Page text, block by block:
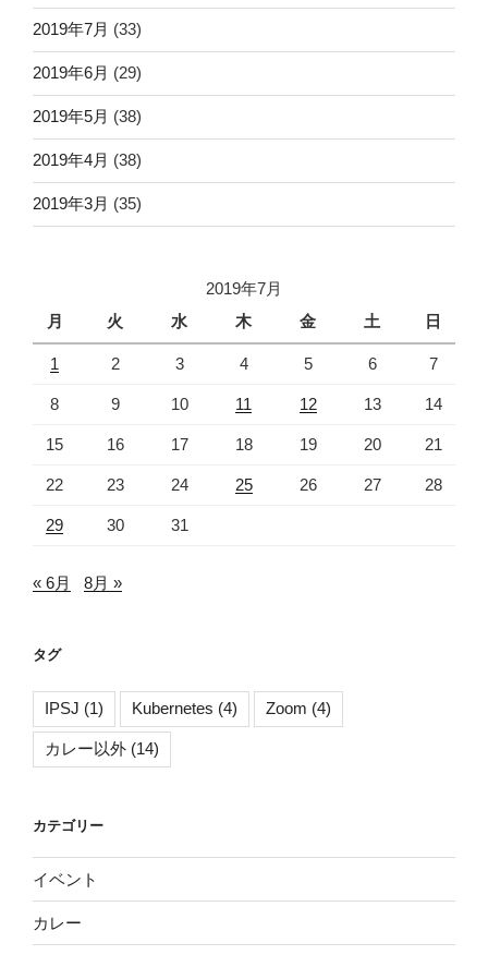
2019年7月 (33)
2019年6月 (29)
2019年5月 (38)
2019年4月 (38)
2019年3月 (35)
2019年7月
月
火 水 木 金 土 日
1 2 3 4 5 6 7
8 9 10 11 12 13 14
15 16 17 18 19 20 21
22 23 24 25 26 27 28
29 30 31
« 6月 8月 »
タグ
IPSJ (1) Kubernetes (4) Zoom (4)
カレー以外 (14)
カテゴリー
イベント
カレー